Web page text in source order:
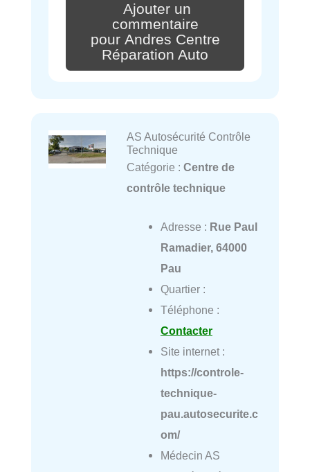
Ajouter un
commentaire
pour Andres Centre
Réparation Auto
AS Autosécurité Contrôle
Technique
Catégorie : Centre de
contrôle technique
Adresse : Rue Paul
Ramadier, 64000
Pau
Quartier :
Téléphone :
Contacter
Site internet :
https://controle-
technique-
pau.autosecurite.c
om/
Médecin AS